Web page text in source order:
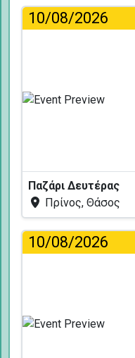
10/08/2026
Παζάρι Δευτέρας
Πρίνος, Θάσος
10/08/2026